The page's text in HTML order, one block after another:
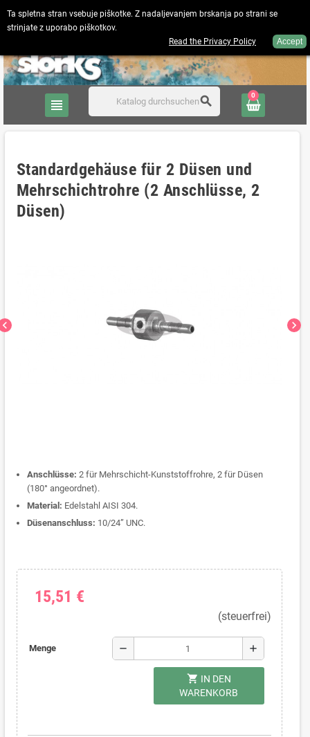
Deutsch
view_headline search
person Anmelden
0
Standardgehäuse für 2 Düsen und
Mehrschichtrohre (2 Anschlüsse, 2
Düsen)
chevron_right
Anschlüsse: 2 für Mehrschicht-Kunststoffrohre, 2 für Düsen
(180° angeordnet).
Material: Edelstahl AISI 304.
Düsenanschluss: 10/24” UNC.
15,51 €
(steuerfrei)
Menge remove add
shopping_cart IN DEN
WARENKORB
Ta spletna stran vsebuje piškotke. Z nadaljevanjem brskanja po strani se
strinjate z uporabo piškotkov.
Read the Privacy Policy
Accept